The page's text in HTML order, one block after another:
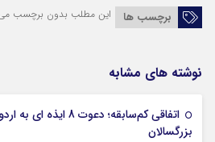
برچسب ها این مطلب بدون برچسب
نوشته های مشابه
اتفاقی کم‌سابقه؛ دعوت
بزرگسالان